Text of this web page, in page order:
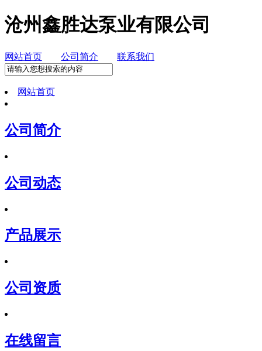
沧州鑫胜达泵业有限公司
网站首页 公司简介 联系我们
网站首页
公司简介
公司动态
产品展示
公司资质
在线留言